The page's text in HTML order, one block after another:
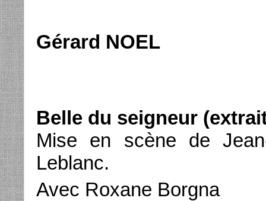
Gérard NOEL
Belle du seigneur
Mise en scène de
Leblanc.
Avec Roxane Borgna